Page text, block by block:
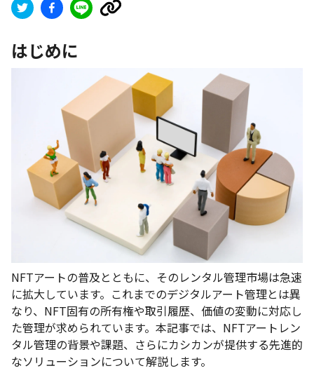
はじめに
NFTアートの普及とともに、そのレンタル管理市場は急速
に拡大しています。これまでのデジタルアート管理とは異
なり、NFT固有の所有権や取引履歴、価値の変動に対応し
た管理が求められています。本記事では、NFTアートレン
タル管理の背景や課題、さらにカシカンが提供する先進的
なソリューションについて解説します。